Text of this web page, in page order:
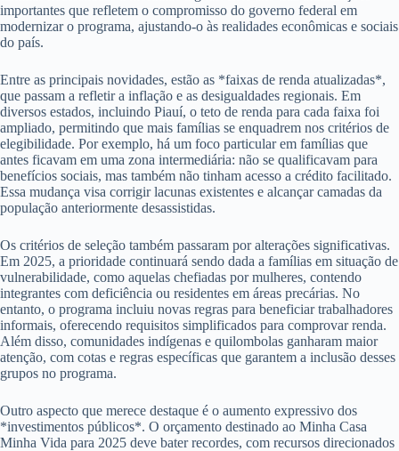
importantes que refletem o compromisso do governo federal em
modernizar o programa, ajustando-o às realidades econômicas e sociais
do país.
Entre as principais novidades, estão as *faixas de renda atualizadas*,
que passam a refletir a inflação e as desigualdades regionais. Em
diversos estados, incluindo Piauí, o teto de renda para cada faixa foi
ampliado, permitindo que mais famílias se enquadrem nos critérios de
elegibilidade. Por exemplo, há um foco particular em famílias que
antes ficavam em uma zona intermediária: não se qualificavam para
benefícios sociais, mas também não tinham acesso a crédito facilitado.
Essa mudança visa corrigir lacunas existentes e alcançar camadas da
população anteriormente desassistidas.
Os critérios de seleção também passaram por alterações significativas.
Em 2025, a prioridade continuará sendo dada a famílias em situação de
vulnerabilidade, como aquelas chefiadas por mulheres, contendo
integrantes com deficiência ou residentes em áreas precárias. No
entanto, o programa incluiu novas regras para beneficiar trabalhadores
informais, oferecendo requisitos simplificados para comprovar renda.
Além disso, comunidades indígenas e quilombolas ganharam maior
atenção, com cotas e regras específicas que garantem a inclusão desses
grupos no programa.
Outro aspecto que merece destaque é o aumento expressivo dos
*investimentos públicos*. O orçamento destinado ao Minha Casa
Minha Vida para 2025 deve bater recordes, com recursos direcionados